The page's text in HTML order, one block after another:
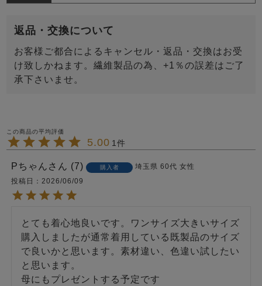
返品・交換について
お客様ご都合によるキャンセル・返品・交換はお受
け致しかねます。繊維製品の為、+1％の誤差はご了
承下さいませ。
5.00 1
Pちゃん 7 購入者 埼玉県 60代 女性
投稿日
2026/06/09
とても着心地良いです。ワンサイズ大きいサイズ
購入しましたが通常着用している既製品のサイズ
で良いかと思います。素材違い、色違い試したい
と思います。
母にもプレゼントする予定です